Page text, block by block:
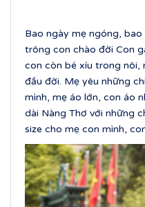
Bao ngày mẹ ngóng,
trông con chào đời Con
con còn bé xíu trong nôi,
đầu đời. Mẹ yêu những
mình, mẹ áo lớn, con áo
dài Nàng Thơ với những
size cho mẹ con mình,